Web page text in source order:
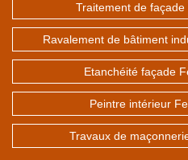
Traitement de
Ravalement de bâtiment
Etanchéité façade
Peintre intérieur
Travaux de